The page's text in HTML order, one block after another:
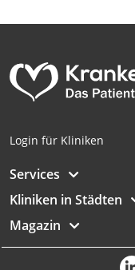
Login für Kliniken
Services
Kliniken in Städten
Magazin